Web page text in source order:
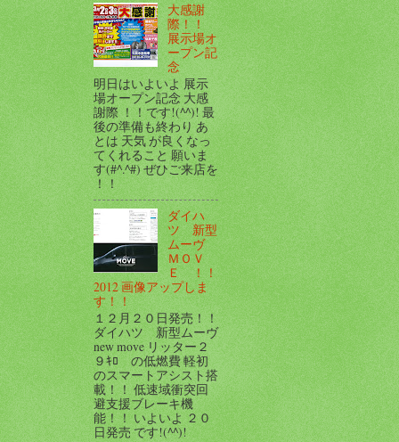
大感謝
際！！
展示場オ
ープン記
念
明日はいよいよ 展示
場オープン記念 大感
謝際 ！！です!(^^)! 最
後の準備も終わり あ
とは 天気 が良くなっ
てくれること 願いま
す(#^.^#) ぜひご来店を
！！
ダイハ
ツ 新型
ムーヴ
ＭＯＶ
Ｅ ！！
2012 画像アップしま
す！！
１２月２０日発売！！
ダイハツ 新型ムーヴ
new move リッター２
９ｷﾛ の低燃費 軽初
のスマートアシスト搭
載！！ 低速域衝突回
避支援ブレーキ機
能！！ いよいよ ２０
日発売 です!(^^)!